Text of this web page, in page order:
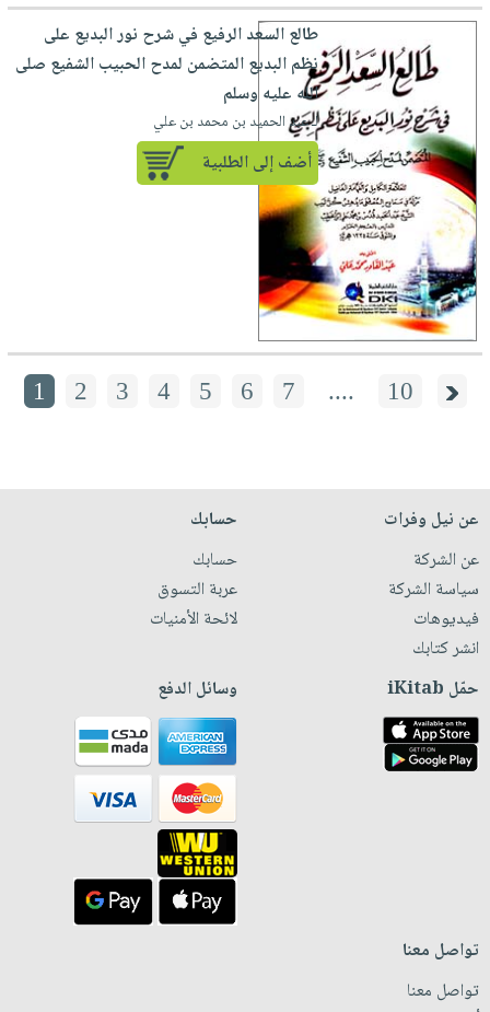
طالع السعد الرفيع في شرح نور البديع على
نظم البديع المتضمن لمدح الحبيب الشفيع صلى
الله عليه وسلم
لـ عبد الحميد بن محمد بن علي
أضف إلى الطلبية
1 2 3 4 5 6 7 .... 10
عن نيل وفرات
عن الشركة
سياسة الشركة
فيديوهات
انشر كتابك
حسابك
حسابك
عربة التسوق
لائحة الأمنيات
حمّل iKitab وسائل الدفع
تواصل معنا
تواصل معنا